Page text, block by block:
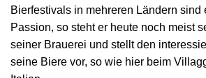
Bierfestivals in mehreren Ländern sind
Passion, so steht er heute noch meist
seiner Brauerei und stellt den
seine Biere vor, so wie hier beim